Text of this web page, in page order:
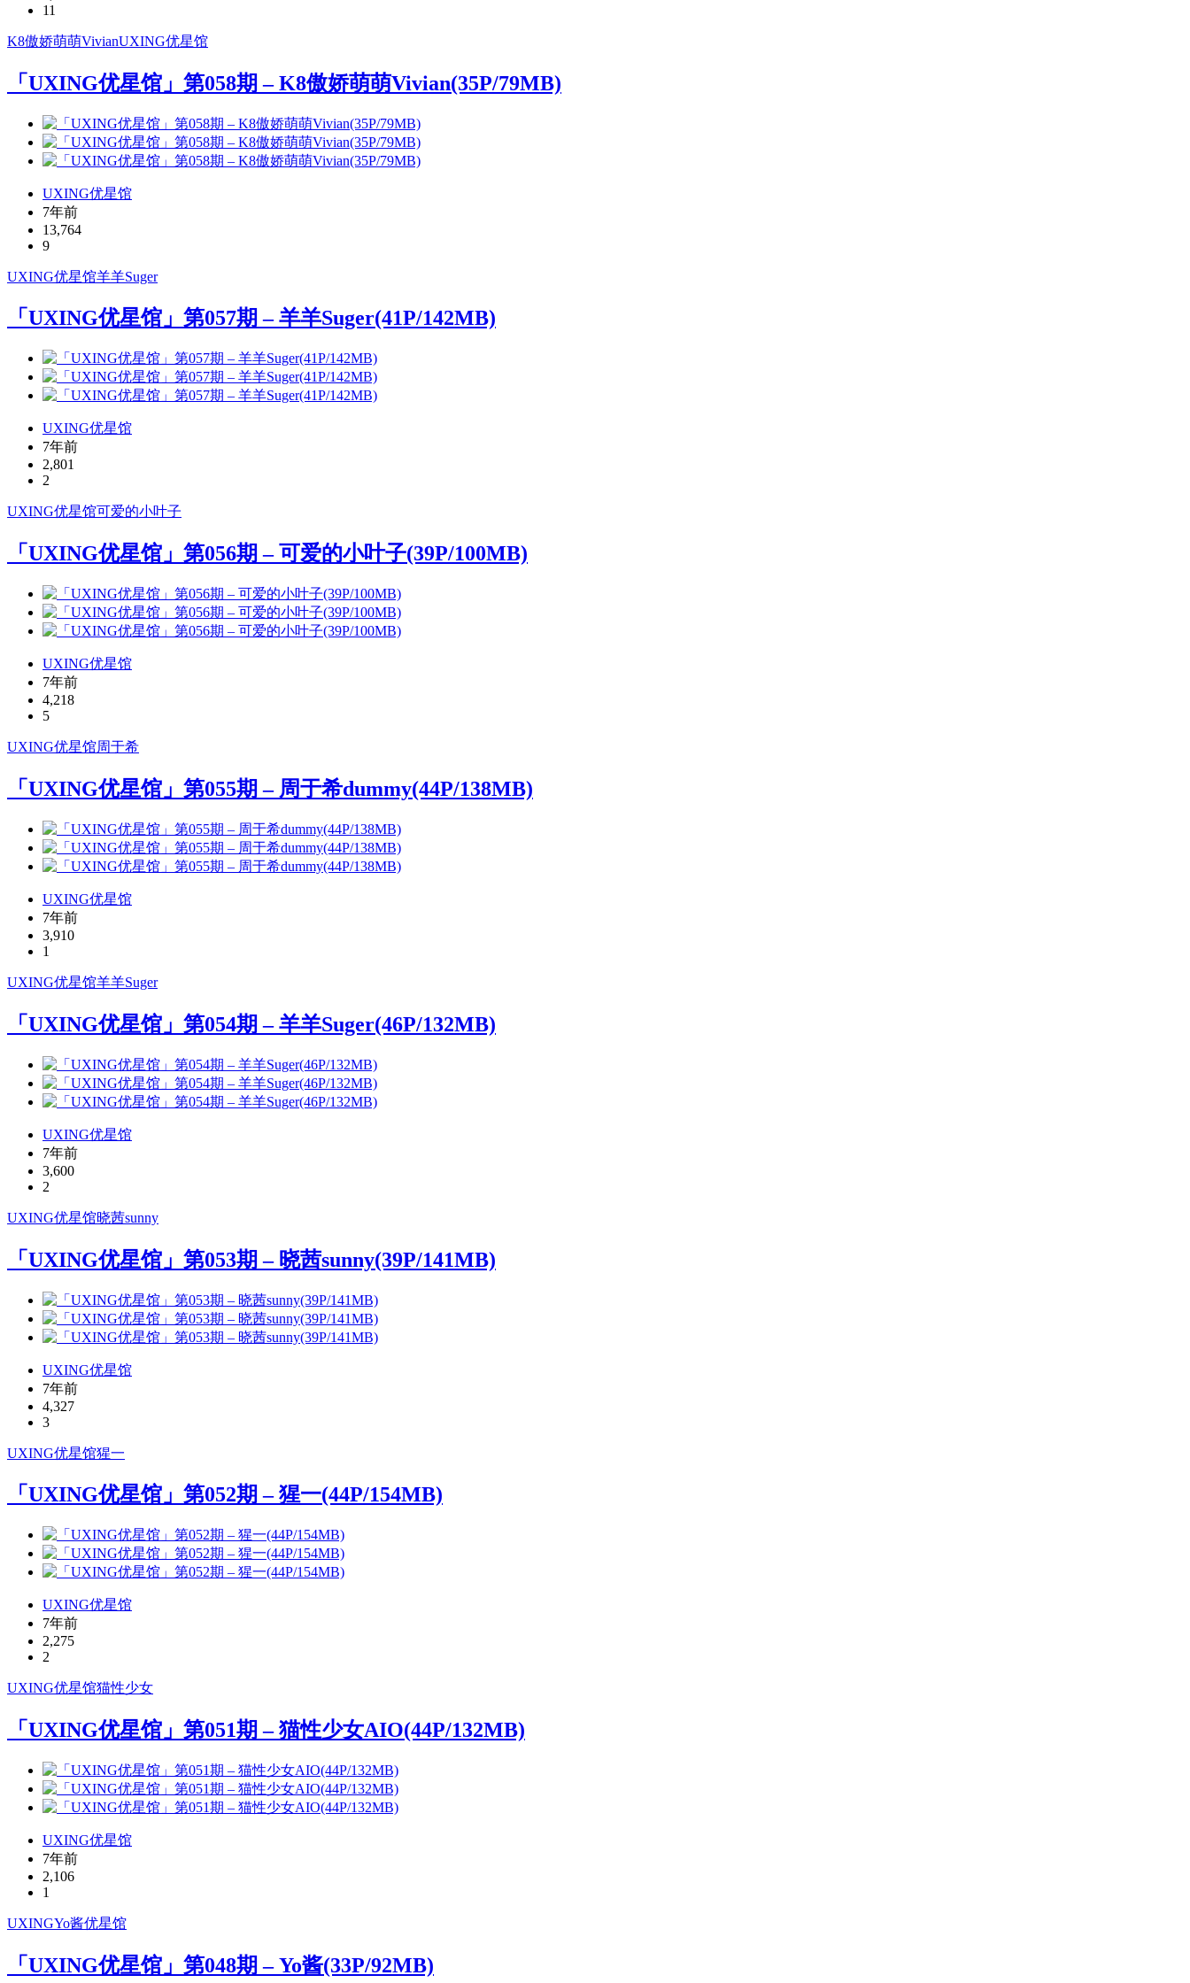
11
K8傲娇萌萌VivianUXING优星馆
「UXING优星馆」第058期 – K8傲娇萌萌Vivian(35P/79MB)
UXING优星馆
7年前
13,764
9
UXING优星馆羊羊Suger
「UXING优星馆」第057期 – 羊羊Suger(41P/142MB)
UXING优星馆
7年前
2,801
2
UXING优星馆可爱的小叶子
「UXING优星馆」第056期 – 可爱的小叶子(39P/100MB)
UXING优星馆
7年前
4,218
5
UXING优星馆周于希
「UXING优星馆」第055期 – 周于希dummy(44P/138MB)
UXING优星馆
7年前
3,910
1
UXING优星馆羊羊Suger
「UXING优星馆」第054期 – 羊羊Suger(46P/132MB)
UXING优星馆
7年前
3,600
2
UXING优星馆晓茜sunny
「UXING优星馆」第053期 – 晓茜sunny(39P/141MB)
UXING优星馆
7年前
4,327
3
UXING优星馆猩一
「UXING优星馆」第052期 – 猩一(44P/154MB)
UXING优星馆
7年前
2,275
2
UXING优星馆猫性少女
「UXING优星馆」第051期 – 猫性少女AIO(44P/132MB)
UXING优星馆
7年前
2,106
1
UXINGYo酱优星馆
「UXING优星馆」第048期 – Yo酱(33P/92MB)